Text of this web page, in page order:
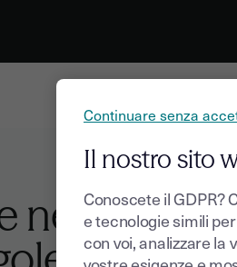
nel rispetto
Continuare senza
Il nostro sito
Conoscete il GDPR?
e tecnologie simili
con voi, analizzare la